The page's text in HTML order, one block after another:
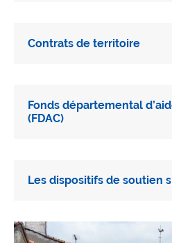
Contrats de territoire
Fonds départemental
(FDAC)
Les dispositifs de soutien